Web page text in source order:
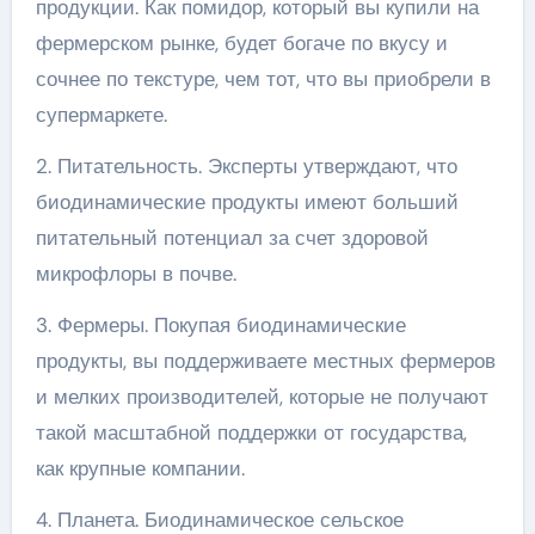
продукции. Как помидор, который вы купили на
фермерском рынке, будет богаче по вкусу и
сочнее по текстуре, чем тот, что вы приобрели в
супермаркете.
2. Питательность. Эксперты утверждают, что
биодинамические продукты имеют больший
питательный потенциал за счет здоровой
микрофлоры в почве.
3. Фермеры. Покупая биодинамические
продукты, вы поддерживаете местных фермеров
и мелких производителей, которые не получают
такой масштабной поддержки от государства,
как крупные компании.
4. Планета. Биодинамическое сельское